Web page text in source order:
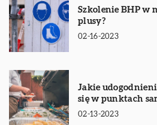
Szkolenie BHP w
plusy?
02-16-2023
Jakie
się w punktach
02-13-2023